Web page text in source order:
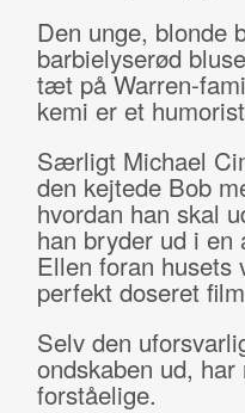
Den unge, blonde
barbielyserød
tæt på Warren-
kemi er et
Særligt Michael
den kejtede Bob
hvordan han skal
han bryder ud i
Ellen foran husets
perfekt doseret
Selv den
ondskaben ud,
forståelige.